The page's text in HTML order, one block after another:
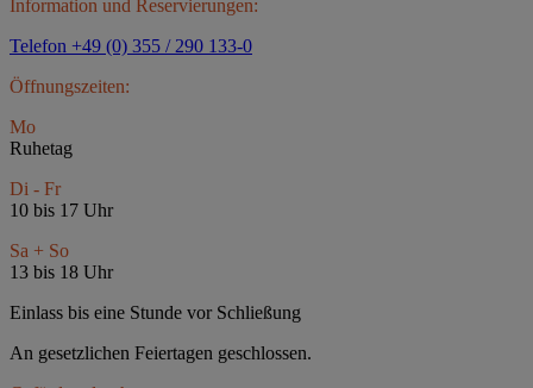
Information und Reservierungen:
Telefon +49 (0) 355 / 290 133-0
Öffnungszeiten:
Mo
Ruhetag
Di - Fr
10 bis 17 Uhr
Sa + So
13 bis 18 Uhr
Einlass bis eine Stunde vor Schließung
An gesetzlichen Feiertagen geschlossen.